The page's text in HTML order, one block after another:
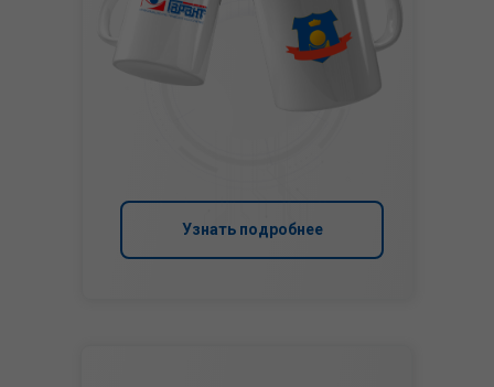
Узнать подробнее